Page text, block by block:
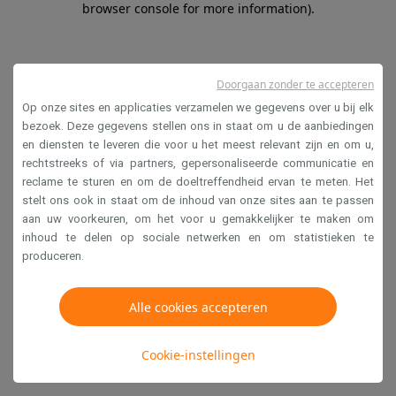
browser console for more information).
Op onze sites en applicaties verzamelen we gegevens over u bij elk
bezoek. Deze gegevens stellen ons in staat om u de aanbiedingen
en diensten te leveren die voor u het meest relevant zijn en om u,
rechtstreeks of via partners, gepersonaliseerde communicatie en
reclame te sturen en om de doeltreffendheid ervan te meten. Het
stelt ons ook in staat om de inhoud van onze sites aan te passen
aan uw voorkeuren, om het voor u gemakkelijker te maken om
inhoud te delen op sociale netwerken en om statistieken te
produceren.
Alle cookies accepteren
Cookie-instellingen
Doorgaan zonder te accepteren